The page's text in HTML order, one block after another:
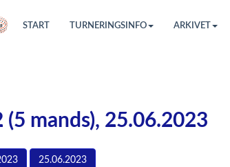
START TURNERINGSINFO ARKIVET
(5 mands), 25.06.2023
25.06.2023